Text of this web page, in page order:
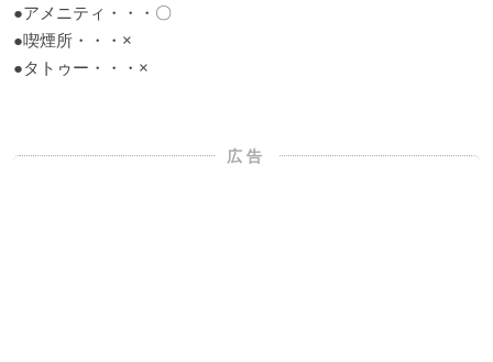
●アメニティ・・・〇
●喫煙所・・・×
●タトゥー・・・×